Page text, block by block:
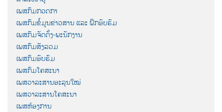
ເພສກົມກວດກາ
ເພສກົມຂໍ້ມູນຂ່າວສານ ແລະ ຝຶກອົບຮົມ
ເພສກົມຈັດຕັ້ງ-ພະນັກງານ
ເພສກົມສັງລວມ
ເພສກົມອົບຮົມ
ເພສກົມໂຄສະນາ
ເພສວາລະສານອະລຸນໃໝ່
ເພສວາລະສານໂຄສະນາ
ເພສຫ້ອງການ